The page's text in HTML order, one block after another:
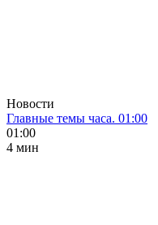
Новости
Главные темы часа. 01:00
01:00
4 мин